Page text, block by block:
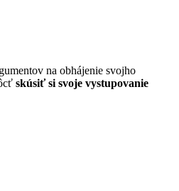
na obhájenie svojho
skúsiť si svoje vystupovanie